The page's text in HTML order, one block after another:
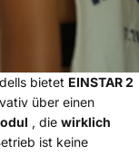
bietet EINSTAR 2
über einen
, die wirklich
ist keine